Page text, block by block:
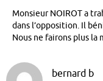
Monsieur NOIROT a
dans l’opposition. Il
Nous ne fairons plus
bernard b